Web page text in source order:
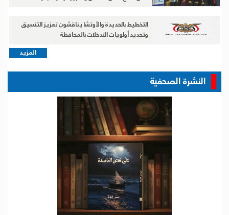
التخطيط بالحديدة والأوتشا يناقشون تعزيز التنسيق
وتحديد أولويات التدخلات بالمحافظة
المزيد
النشرة الصحفية